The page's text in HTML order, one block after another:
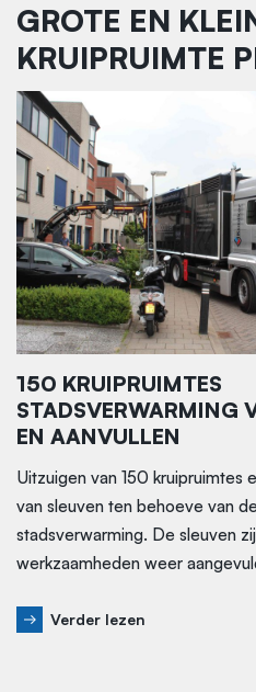
GROTE EN
KRUIPRUIMTE
150 KRUIPRUIMTES
STADSVERWARMING
EN AANVULLEN
Uitzuigen van 150 kruipruimtes
van sleuven ten behoeve van
stadsverwarming. De sleuven
werkzaamheden weer
Verder lezen